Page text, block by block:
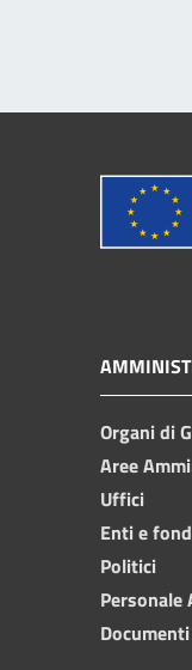
Organi di
Aree
Uffici
Enti e
Politici